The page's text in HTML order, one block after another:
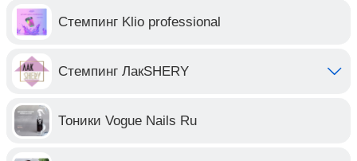
Стемпинг Klio professional
Стемпинг ЛакSHERY
Тоники Vogue Nails Ru